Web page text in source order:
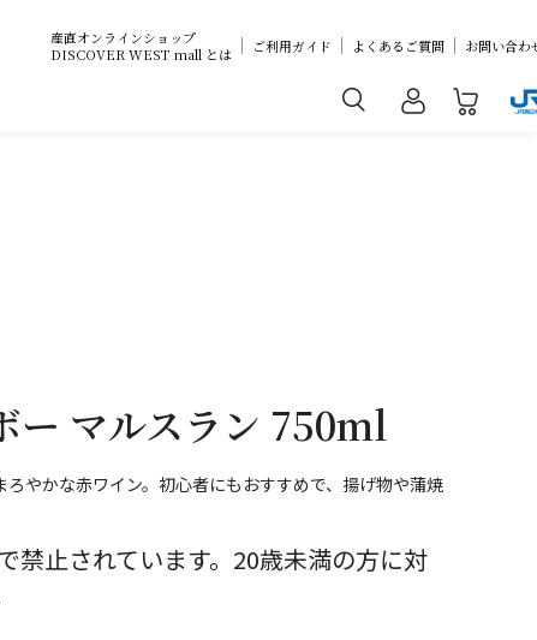
産直オンラインショップ
DISCOVER WEST mall とは
ご利用ガイド よくあるご質問 お問い合わ
やかな赤ワイン。初心者にもおすすめで、揚げ物や蒲焼
止されています。 20歳未満の方に対
ー マルスラン 750ml